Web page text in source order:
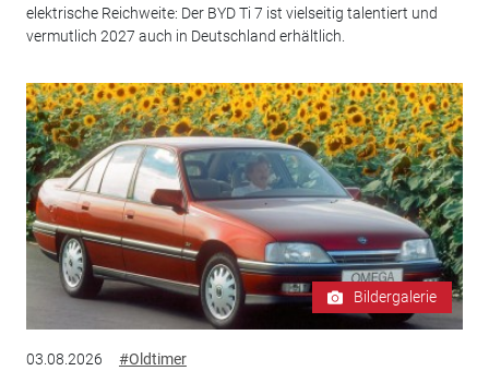
elektrische Reichweite: Der BYD Ti 7 ist vielseitig talentiert und
vermutlich 2027 auch in Deutschland erhältlich.
Bildergalerie
03.08.2026 #Oldtimer